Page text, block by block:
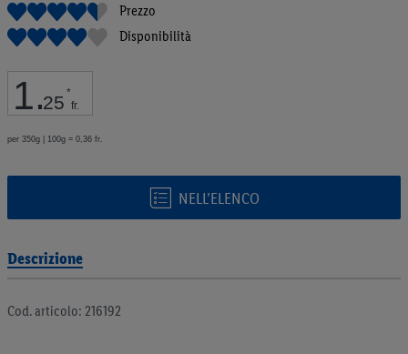
Prezzo
Disponibilità
1.25 *
fr.
per 350g | 100g = 0,36 fr.
NELL’ELENCO
Descrizione
Cod. articolo: 216192